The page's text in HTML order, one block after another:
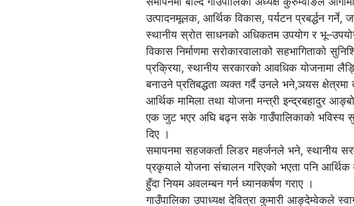
उत्पादनमूलक, आर्थिक विकास, पर्यटन प्रबर्द्धन गर्ने,
स्थानीय स्रोत साधनको अधिकतम उपयोग र
विकास निर्माणमा सरोकारवालाको सहभागिताको
प्रक्रिया, स्थानीय सरकारको आवधिक योजनामा
बनाउने प्रतिबद्धता व्यक्त गर्दै उनले भने,ञयस
आर्थिक मामिला तथा योजना मन्त्री इन्द्रबहादुर
एक जुट भएर अघि बढ्न सके गाउँपालिकाको भविस्य
दिए ।
समापनमा सहजकर्ता लिडर महर्जनले भने, स्थानीय
प्रकृयाले योजना संचालन गरिएको भएता पनि
हुँदा नियम अवलम्बन गर्न ध्यानकर्षण गराए ।
गाउँपालिका उपाध्यक्ष देवित्रा कुमारी आङ्देम्वेकले